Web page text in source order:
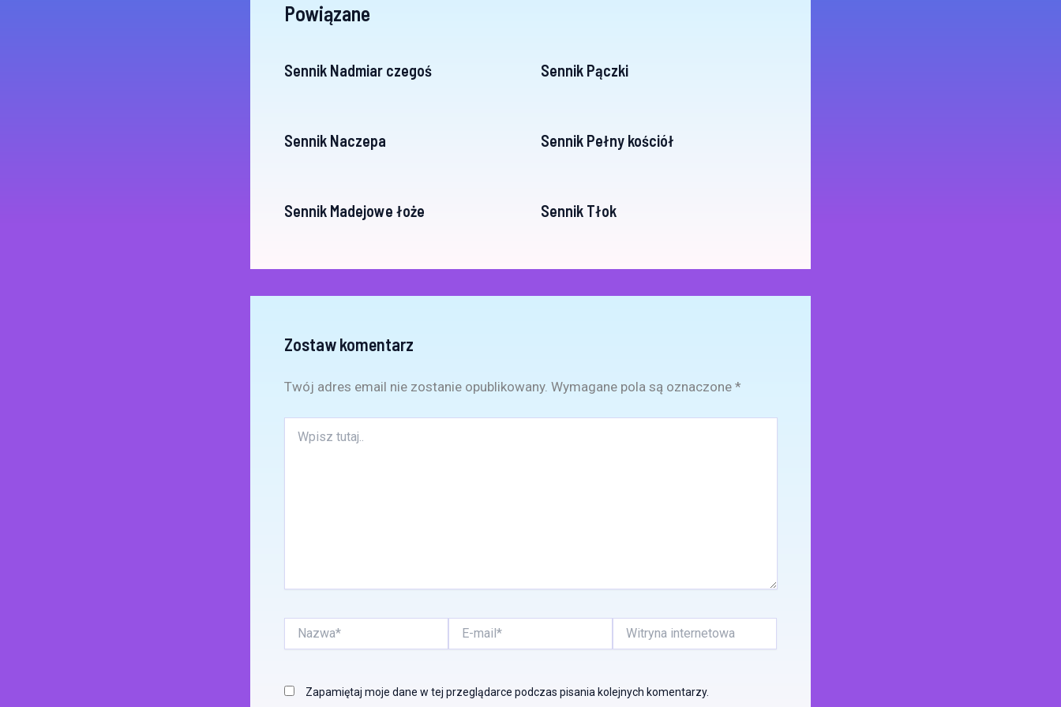
Powiązane
Sennik Nadmiar czegoś Sennik Pączki
Sennik Naczepa Sennik Pełny kościół
Sennik Madejowe łoże Sennik Tłok
Zostaw komentarz
Twój adres email nie zostanie opublikowany. Wymagane pola są oznaczone *
tutaj..
mail*
internetowa
Zapamiętaj moje dane w tej przeglądarce podczas pisania kolejnych komentarzy.